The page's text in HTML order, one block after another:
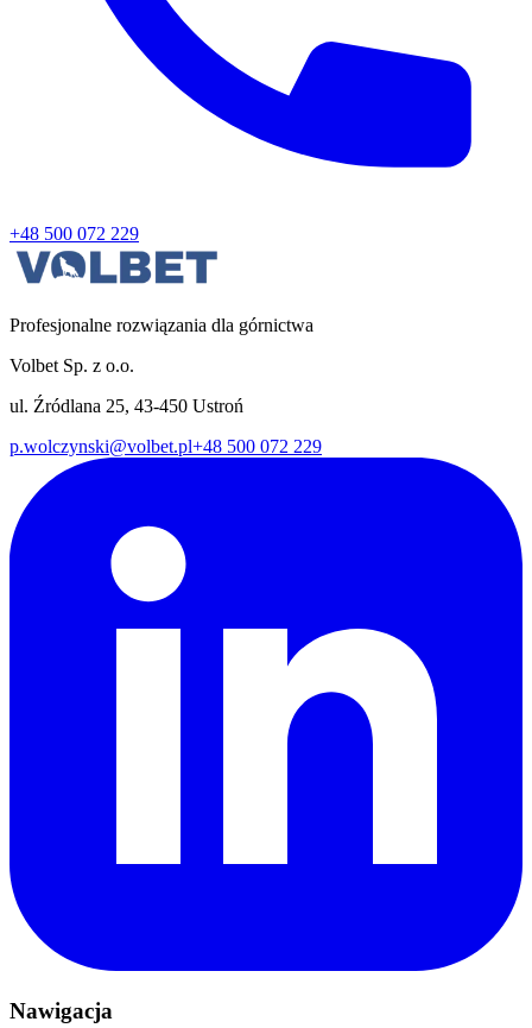
+48 500 072 229
Profesjonalne rozwiązania dla górnictwa
Volbet Sp. z o.o.
ul. Źródlana 25, 43-450 Ustroń
p.wolczynski@volbet.pl+48 500 072 229
Nawigacja